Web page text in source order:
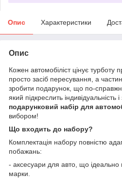
Опис Характеристики
Опис
Кожен автомобіліст цінує турботу
просто засіб пересування, а
зробити подарунок, що по-
який підкреслить
подарунковий набір для
вибором!
Що входить до набору?
Комплектація набору повністю
побажань:
- аксесуари для авто, що ідеально
марки.